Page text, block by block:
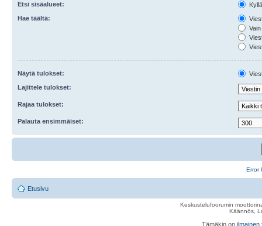
Etsi sisäalueet:
Hae täältä:
Näytä tulokset:
Lajittele tulokset:
Rajaa tulokset:
Palauta ensimmäiset:
Error
Etusivu
Keskustelufoorumin
Käännös,
Tämäkin on ilmainen